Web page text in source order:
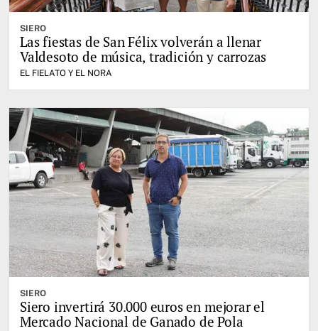
SIERO
Las fiestas de San Félix volverán a llenar
Valdesoto de música, tradición y carrozas
EL FIELATO Y EL NORA
SIERO
Siero invertirá 30.000 euros en mejorar el
Mercado Nacional de Ganado de Pola